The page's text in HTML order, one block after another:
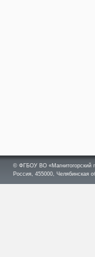
© ФГБОУ ВО «Магнитогорский
Россия, 455000, Челябинская